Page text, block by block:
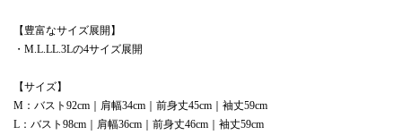
【豊富なサイズ展開】
・M.L.LL.3Lの4サイズ展開
【サイズ】
M：バスト92cm｜肩幅34cm｜前身丈45cm｜袖丈59cm
L：バスト98cm｜肩幅36cm｜前身丈46cm｜袖丈59cm